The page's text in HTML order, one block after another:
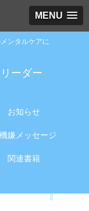
MENU
ンタルケアに
ーダー
お知らせ
嫌メッセージ
関連書籍